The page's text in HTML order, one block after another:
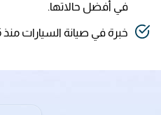
في أفضل حالاتها.
خبرة في صيانة السيارات منذ 1996